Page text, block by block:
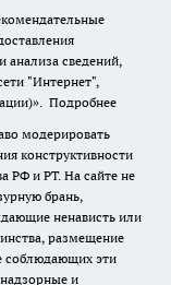
анализа сведений,
"Интернет",
Подробнее
модерировать
конструктивности
РФ и РТ. На сайте не
брань,
ненависть или
размещение
соблюдающих эти
и